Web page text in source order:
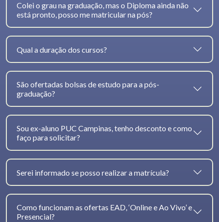
Colei o grau na graduação, mas o Diploma ainda não
está pronto, posso me matricular na pós?
Qual a duração dos cursos?
São ofertadas bolsas de estudo para a pós-
graduação?
Sou ex-aluno PUC Campinas, tenho desconto e como
faço para solicitar?
Serei informado se posso realizar a matrícula?
Como funcionam as ofertas EAD, ‘Online e Ao Vivo’ e
Presencial?